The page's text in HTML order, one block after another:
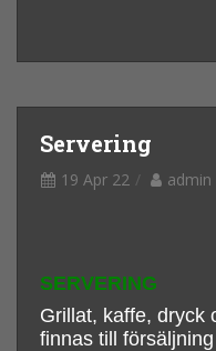
Servering
19 Apr 22 admin
SERVERING
Grillat, kaffe, dryck
finnas till